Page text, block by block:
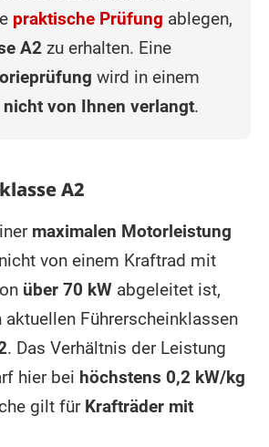
praktische Prüfung ablegen,
A2 zu erhalten. Eine
wird in einem
nicht von Ihnen verlangt.
A2
maximalen Motorleistung
von einem Kraftrad mit
über 70 kW abgeleitet ist,
aktuellen Führerscheinklassen
. Das Verhältnis der Leistung
hier bei höchstens 0,2 kW/kg
gilt für Krafträder mit